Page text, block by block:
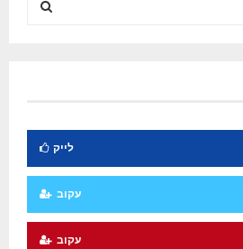
R
C
H
לייק
עקוב
עקוב